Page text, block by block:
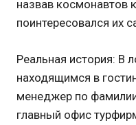
назвав космонавтов
поинтересовался их
Реальная история: В
находящимся в
менеджер по
главный офис